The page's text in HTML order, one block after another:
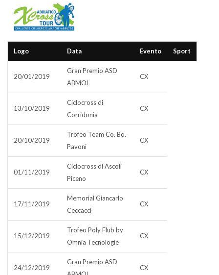
Logo Data Evento Sport
20/01/2019
Gran Premio ASD
ABMOL
CX
13/10/2019
Ciclocross di
Corridonia
CX
20/10/2019
Trofeo Team Co. Bo.
Pavoni
CX
01/11/2019
Ciclocross di Ascoli
Piceno
CX
17/11/2019
Memorial Giancarlo
Ceccacci
CX
15/12/2019
Trofeo Poly Flub by
Omnia Tecnologie
CX
24/12/2019
Gran Premio ASD
CX